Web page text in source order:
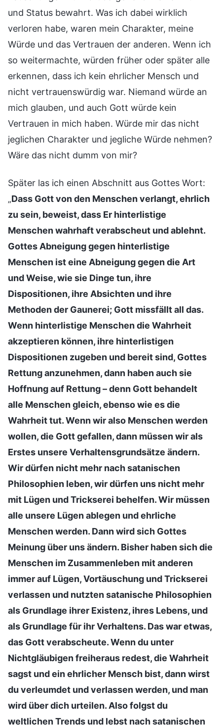
und Status bewahrt. Was ich dabei wirklich
verloren habe, waren mein Charakter, meine
Würde und das Vertrauen der anderen. Wenn ich
so weitermachte, würden früher oder später alle
erkennen, dass ich kein ehrlicher Mensch und
nicht vertrauenswürdig war. Niemand würde an
mich glauben, und auch Gott würde kein
Vertrauen in mich haben. Würde mir das nicht
jeglichen Charakter und jegliche Würde nehmen?
Wäre das nicht dumm von mir?
Später las ich einen Abschnitt aus Gottes Wort:
„Dass Gott von den Menschen verlangt, ehrlich
zu sein, beweist, dass Er hinterlistige
Menschen wahrhaft verabscheut und ablehnt.
Gottes Abneigung gegen hinterlistige
Menschen ist eine Abneigung gegen die Art
und Weise, wie sie Dinge tun, ihre
Dispositionen, ihre Absichten und ihre
Methoden der Gaunerei; Gott missfällt all das.
Wenn hinterlistige Menschen die Wahrheit
akzeptieren können, ihre hinterlistigen
Dispositionen zugeben und bereit sind, Gottes
Rettung anzunehmen, dann haben auch sie
Hoffnung auf Rettung – denn Gott behandelt
alle Menschen gleich, ebenso wie es die
Wahrheit tut. Wenn wir also Menschen werden
wollen, die Gott gefallen, dann müssen wir als
Erstes unsere Verhaltensgrundsätze ändern.
Wir dürfen nicht mehr nach satanischen
Philosophien leben, wir dürfen uns nicht mehr
mit Lügen und Trickserei behelfen. Wir müssen
alle unsere Lügen ablegen und ehrliche
Menschen werden. Dann wird sich Gottes
Meinung über uns ändern. Bisher haben sich die
Menschen im Zusammenleben mit anderen
immer auf Lügen, Vortäuschung und Trickserei
verlassen und nutzten satanische Philosophien
als Grundlage ihrer Existenz, ihres Lebens, und
als Grundlage für ihr Verhaltens. Das war etwas,
das Gott verabscheute. Wenn du unter
Nichtgläubigen freiheraus redest, die Wahrheit
sagst und ein ehrlicher Mensch bist, dann wirst
du verleumdet und verlassen werden, und man
wird über dich urteilen. Also folgst du
weltlichen Trends und lebst nach satanischen